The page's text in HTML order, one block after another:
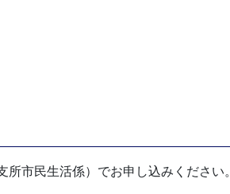
市民生活係）でお申し込みください。